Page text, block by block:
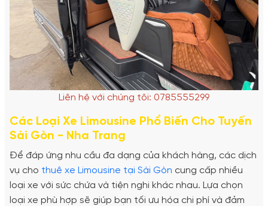
Liên hệ với chúng tôi: 0785555299
Các Loại Xe Limousine Phổ Biến Cho Tuyến
Sài Gòn - Nha Trang
Để đáp ứng nhu cầu đa dạng của khách hàng, các dịch
vụ cho thuê xe Limousine tại Sài Gòn cung cấp nhiều
loại xe với sức chứa và tiện nghi khác nhau. Lựa chọn
loại xe phù hợp sẽ giúp bạn tối ưu hóa chi phí và đảm